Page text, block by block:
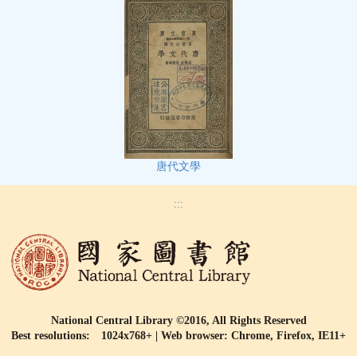
唐代文學
:::
National Central Library ©2016, All Rights Reserved
Best resolutions: 1024x768+ | Web browser: Chrome, Firefox, IE11+